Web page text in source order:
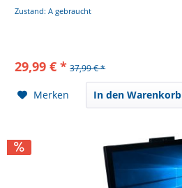
Zustand: A gebraucht
29,99 € * 37,99 € *
Merken In den Warenkorb